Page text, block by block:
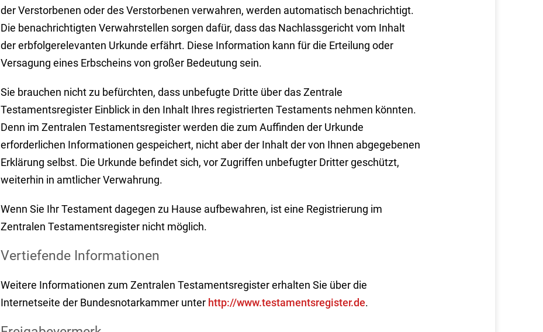
der Verstorbenen oder des Verstorbenen verwahren, werden automatisch benachrichtigt.
Die benachrichtigten Verwahrstellen sorgen dafür, dass das Nachlassgericht vom Inhalt
der erbfolgerelevanten Urkunde erfährt. Diese Information kann für die Erteilung oder
Versagung eines Erbscheins von großer Bedeutung sein.
Sie brauchen nicht zu befürchten, dass unbefugte Dritte über das Zentrale
Testamentsregister Einblick in den Inhalt Ihres registrierten Testaments nehmen könnten.
Denn im Zentralen Testamentsregister werden die zum Auffinden der Urkunde
erforderlichen Informationen gespeichert, nicht aber der Inhalt der von Ihnen abgegebenen
Erklärung selbst. Die Urkunde befindet sich, vor Zugriffen unbefugter Dritter geschützt,
weiterhin in amtlicher Verwahrung.
Wenn Sie Ihr Testament dagegen zu Hause aufbewahren, ist eine Registrierung im
Zentralen Testamentsregister nicht möglich.
Vertiefende Informationen
Weitere Informationen zum Zentralen Testamentsregister erhalten Sie über die
Internetseite der Bundesnotarkammer unterhttp://www.testamentsregister.de.